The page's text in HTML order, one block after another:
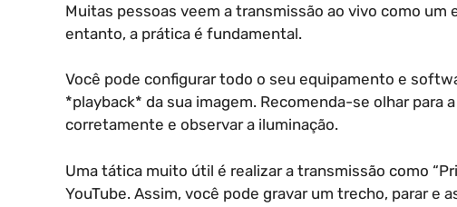
Muitas pessoas veem a transmissão ao vivo como um
entanto, a prática é fundamental.
Você pode configurar todo o seu equipamento e
*playback* da sua imagem. Recomenda-se olhar para
corretamente e observar a iluminação.
Uma tática muito útil é realizar a transmissão como
YouTube. Assim, você pode gravar um trecho, parar e